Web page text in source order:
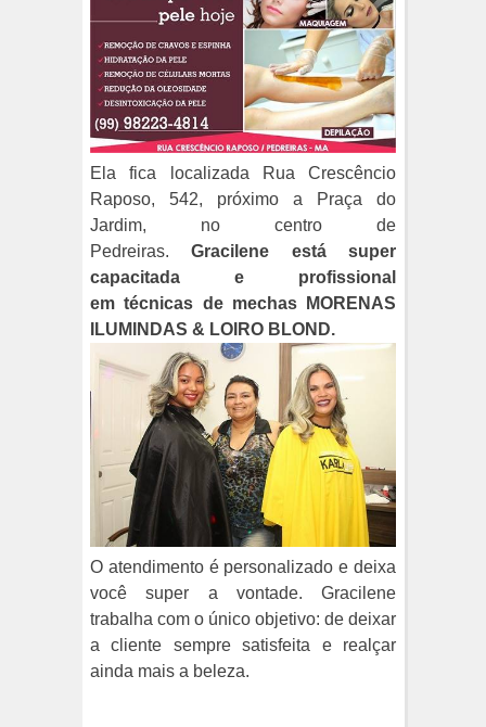
Ela fica localizada Rua Crescêncio
Raposo, 542, próximo a Praça do
Jardim, no centro de
Pedreiras.Gracilene está super
capacitada e profissional
emtécnicas de mechas MORENAS
ILUMINDAS & LOIRO BLOND.
O atendimento é personalizado e deixa
você super a vontade. Gracilene
trabalha com o único objetivo: de deixar
a cliente sempre satisfeita e realçar
ainda mais a beleza.